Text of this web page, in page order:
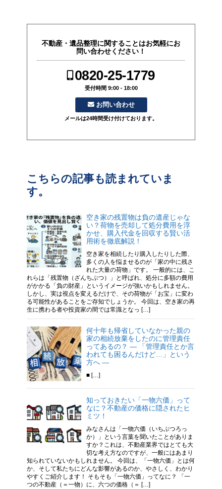
不動産・遺品整理に関することはお気軽にお
問い合わせください！
0820-25-1779
受付時間 9:00 - 18:00
お問い合わせ
メールは24時間受け付けております。
こちらの記事も読まれていま
す。
空き家の残置物は負の遺産じゃな
い？荷物を売却して処分費用を浮
かせ、購入代金を回収する賢い活
用術を徹底解説！
空き家を相続したり購入したりした際、
多くの人を悩ませるのが「家の中に残さ
れた大量の荷物」です。 一般的には、こ
れらは「残置物（ざんちぶつ）」と呼ばれ、処分に多額の費用
がかかる「負の財産」というイメージが強いかもしれません。
しかし、実は視点を変えるだけで、その荷物が「お宝」に変わ
る可能性があることをご存知でしょうか。 今回は、空き家の再
生に携わる者や投資家の間では常識となっ […]
何十年も帰省していなかった親の
家の相続放棄をしたのに管理責任
ってあるの？ ― 「管理責任とか言
われても困るんだけど…」という
方へ ―
■ […]
知っておきたい「一物六価」って
なに？不動産の価格に隠されたヒ
ミツ！
みなさんは「一物六価（いちぶつろっ
か）」という言葉を聞いたことがありま
すか？これは、不動産業界ではとても大
切な考え方なのですが、一般にはあまり
知られていないかもしれません。 今回は、「一物六価」とは何
か、そして私たちにどんな影響があるのか、やさしく、わかり
やすくご紹介します！ そもそも「一物六価」ってなに？ 「一
つの不動産（＝一物）に、六つの価格（＝ […]